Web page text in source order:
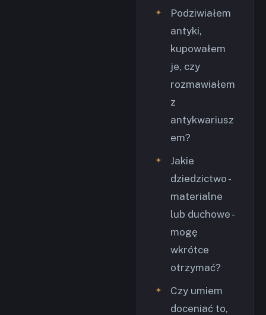
Podziwiałem
antyki,
kupowałem
je, czy
rozmawiałem
z
antykwariusz
em?
Jakie
dziedzictwo -
materialne
lub duchowe -
mogę
wkrótce
otrzymać?
Czy umiem
doceniać to,